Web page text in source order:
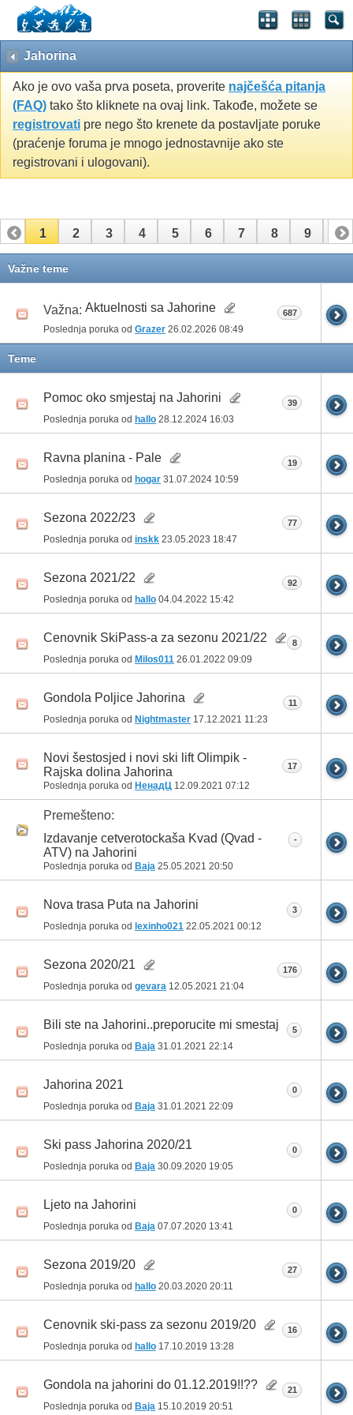
Jahorina
Ako je ovo vaša prva poseta, proverite najčešća pitanja
(FAQ) tako što kliknete na ovaj link. Takođe, možete se
registrovati pre nego što krenete da postavljate poruke
(praćenje foruma je mnogo jednostavnije ako ste
registrovani i ulogovani).
1 2 3 4 5 6 7 8 9 10
Važne teme
Važna: Aktuelnosti sa Jahorine
Poslednja poruka od Grazer 26.02.2026 08:49
687
Teme
Pomoc oko smjestaj na Jahorini
Poslednja poruka od hallo 28.12.2024 16:03
39
Ravna planina - Pale
Poslednja poruka od hogar 31.07.2024 10:59
19
Sezona 2022/23
Poslednja poruka od inskk 23.05.2023 18:47
77
Sezona 2021/22
Poslednja poruka od hallo 04.04.2022 15:42
92
Cenovnik SkiPass-a za sezonu 2021/22
Poslednja poruka od Milos011 26.01.2022 09:09
8
Gondola Poljice Jahorina
Poslednja poruka od Nightmaster 17.12.2021 11:23
11
Novi šestosjed i novi ski lift Olimpik -
Rajska dolina Jahorina
Poslednja poruka od НенадЦ 12.09.2021 07:12
17
Premešteno:
Izdavanje cetverotockaša Kvad (Qvad -
ATV) na Jahorini
Poslednja poruka od Baja 25.05.2021 20:50
-
Nova trasa Puta na Jahorini
Poslednja poruka od lexinho021 22.05.2021 00:12
3
Sezona 2020/21
Poslednja poruka od gevara 12.05.2021 21:04
176
Bili ste na Jahorini..preporucite mi smestaj
Poslednja poruka od Baja 31.01.2021 22:14
5
Jahorina 2021
Poslednja poruka od Baja 31.01.2021 22:09
0
Ski pass Jahorina 2020/21
Poslednja poruka od Baja 30.09.2020 19:05
0
Ljeto na Jahorini
Poslednja poruka od Baja 07.07.2020 13:41
0
Sezona 2019/20
Poslednja poruka od hallo 20.03.2020 20:11
27
Cenovnik ski-pass za sezonu 2019/20
Poslednja poruka od hallo 17.10.2019 13:28
16
Gondola na jahorini do 01.12.2019!!??
Poslednja poruka od Baja 15.10.2019 20:51
21